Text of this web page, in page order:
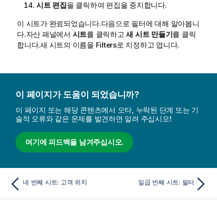
시트 편집을 클릭하여 편집을 중지합니다.
이 시트가 완료되었습니다.다음으로 필터에 대해 알아봅니
다.자산 패널에서 시트를 클릭하고새 시트 만들기를 클릭
합니다.새 시트의 이름을 Filters로 지정하고 엽니다.
이 페이지가 도움이 되었습니까?
이 페이지 또는 해당 콘텐츠에서 오타, 누락된 단계 또는 기
술적 오류와 같은 문제를 발견하면 알려 주십시오!
여기에 피드백을 남겨주십시오.
네 번째 시트: 고객 위치 일곱 번째 시트: 필터